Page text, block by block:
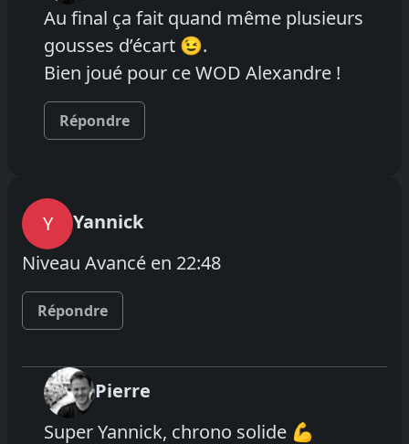
Au final ça fait quand même plusieurs
gousses d’écart 😉.
Bien joué pour ce WOD Alexandre !
Répondre
Y
Yannick
Niveau Avancé en 22:48
Répondre
Pierre
Super Yannick, chrono solide 💪